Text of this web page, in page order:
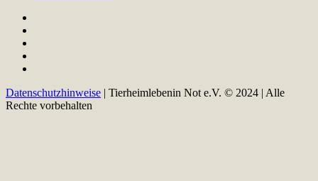
Datenschutzhinweise | Tierheimlebenin Not e.V. © 2024 | Alle
Rechte vorbehalten